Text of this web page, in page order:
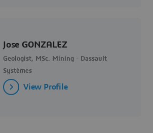
Jose GONZALEZ
Geologist, MSc. Mining - Dassault
Systèmes
View Profile